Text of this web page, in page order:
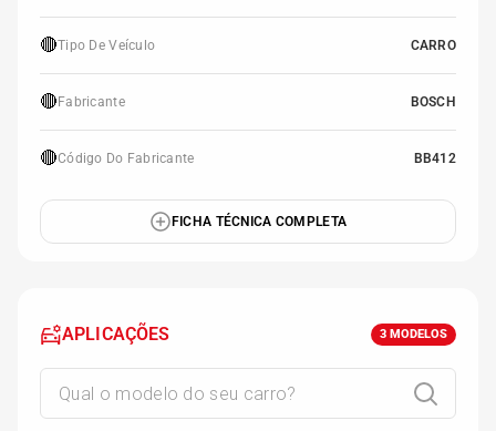
🔴Tipo De Veículo CARRO
🔴 Fabricante BOSCH
🔴Código Do Fabricante BB412
FICHA TÉCNICA COMPLETA
APLICAÇÕES 3 MODELOS